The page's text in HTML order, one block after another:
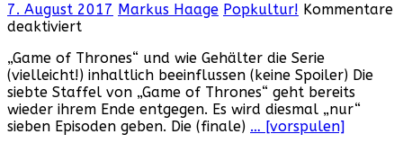
7. August 2017 Markus Haage Popkultur! Kommentare
deaktiviertfür
of
Thrones
–
Gehälter
und
„Game of Thrones“ und wie Gehälter die Serie
(vielleicht!) inhaltlich beeinflussen (keine Spoiler) Die
siebte Staffel von „Game of Thrones“ geht bereits
wieder ihrem Ende entgegen. Es wird diesmal „nur“
sieben Episoden geben. Die (finale) … [vorspulen]